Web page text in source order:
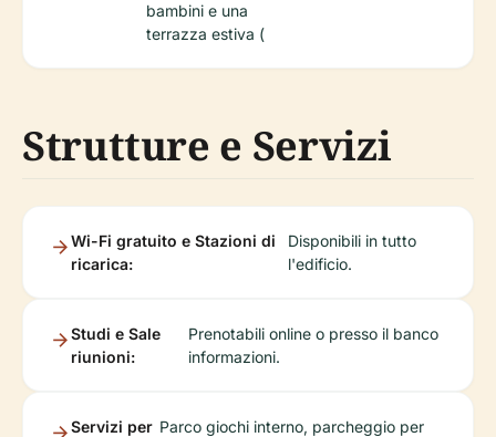
bambini e una
terrazza estiva (
Strutture e Servizi
Wi-Fi gratuito e Stazioni di
ricarica:
Disponibili in tutto
l'edificio.
Studi e Sale
riunioni:
Prenotabili online o presso il banco
informazioni.
Servizi per Parco giochi interno, parcheggio per